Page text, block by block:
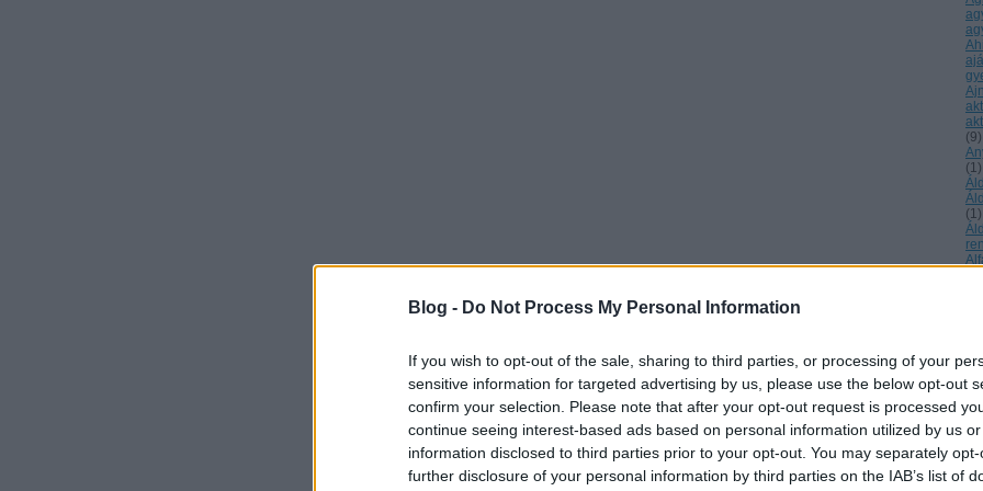
Blog - Do Not Process My Personal Information
If you wish to opt-out of the sale, sharing to third parties, or processing of your
sensitive information for targeted advertising by us, please use the below opt-out
confirm your selection. Please note that after your opt-out request is processed
continue seeing interest-based ads based on personal information utilized by us
information disclosed to third parties prior to your opt-out. You may separately
further disclosure of your personal information by third parties on the IAB’s list of
(9)
(1)
(1)